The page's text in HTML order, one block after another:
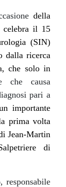
della
celebra il 15
(SIN)
dalla ricerca
che solo in
che causa
pari a
importante
prima volta
Jean-Martin
di
responsabile